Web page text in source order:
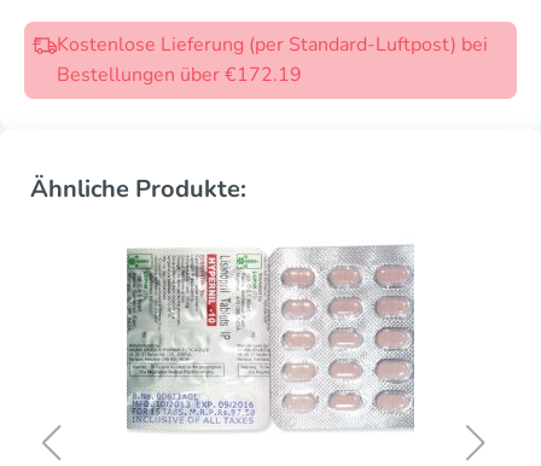
Kostenlose Lieferung (per Standard-Luftpost) bei
Bestellungen über €172.19
Ähnliche Produkte: